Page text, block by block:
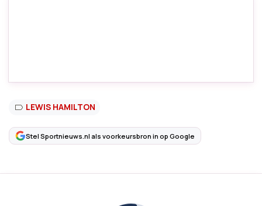
LEWIS HAMILTON
Stel Sportnieuws.nl als voorkeursbron in op Google